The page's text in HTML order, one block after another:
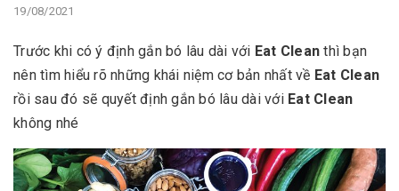
19/08/2021
Trước khi có ý định gắn bó lâu dài với Eat Clean thì bạn
nên tìm hiểu rõ những khái niệm cơ bản nhất về Eat Clean
rồi sau đó sẽ quyết định gắn bó lâu dài với Eat Clean
không nhé